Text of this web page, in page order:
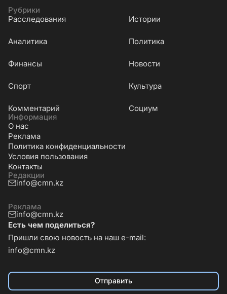
Рубрики
Расследования
Истории
Аналитика Политика
Финансы Новости
Cпорт Культура
Комментарий
Социум
Информация
О нас
Реклама
Политика конфиденциальности
Условия пользования
Контакты
Редакции
info@cmn.kz
Реклама
info@cmn.kz
Есть чем поделиться?
Пришли свою новость на наш e-mail:
info@cmn.kz
Отправить